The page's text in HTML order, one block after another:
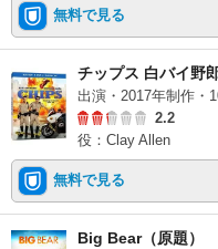
無料で見る
チップス 白バイ野
出演・2017年制作・
2.2
役：Clay Allen
無料で見る
Big Bear（原題）